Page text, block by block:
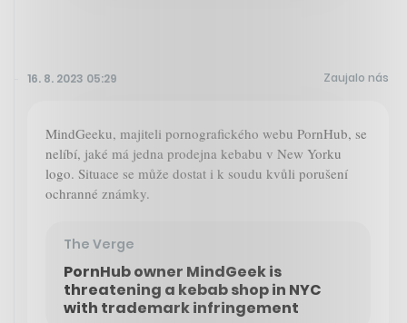
16. 8. 2023 05:29 Zaujalo nás
MindGeeku, majiteli pornografického webu PornHub, se
nelíbí, jaké má jedna prodejna kebabu v New Yorku
logo. Situace se může dostat i k soudu kvůli porušení
ochranné známky.
The Verge
PornHub owner MindGeek is
threatening a kebab shop in NYC
with trademark infringement